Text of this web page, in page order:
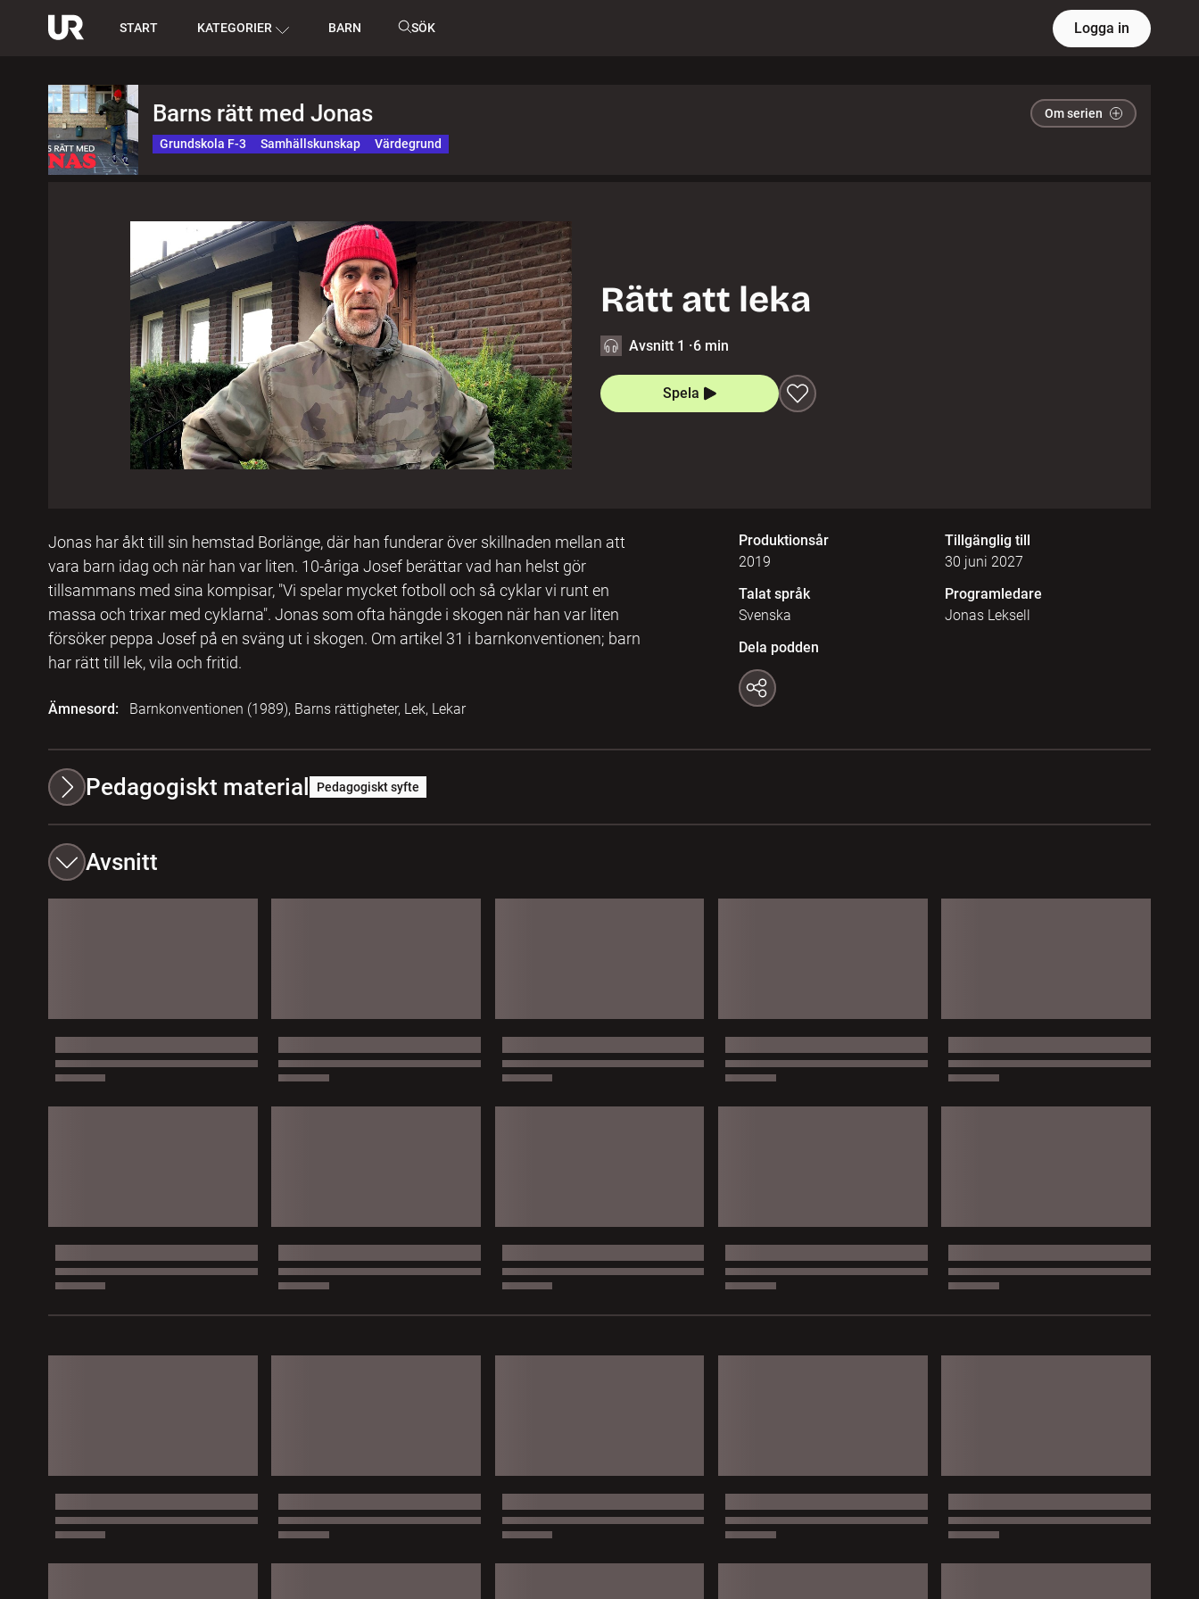
START KATEGORIER BARN SÖK Logga in
Barns rätt med Jonas Om serien
Grundskola F-3 Samhällskunskap Värdegrund
Rätt att leka
Avsnitt 1 ·6 min
Spela
Jonas har åkt till sin hemstad Borlänge, där han funderar över skillnaden mellan att
vara barn idag och när han var liten. 10-åriga Josef berättar vad han helst gör
tillsammans med sina kompisar, "Vi spelar mycket fotboll och så cyklar vi runt en
massa och trixar med cyklarna". Jonas som ofta hängde i skogen när han var liten
försöker peppa Josef på en sväng ut i skogen. Om artikel 31 i barnkonventionen; barn
har rätt till lek, vila och fritid.
Ämnesord: Barnkonventionen (1989), Barns rättigheter, Lek, Lekar
Produktionsår
2019
Tillgänglig till
30 juni 2027
Talat språk
Svenska
Programledare
Jonas Leksell
Dela podden
Pedagogiskt material Pedagogiskt syfte
Avsnitt